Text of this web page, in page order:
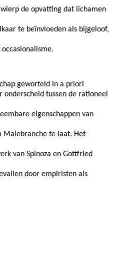
de opvatting dat lichamen
te beïnvloeden als bijgeloof,
geworteld in a priori
onderscheid tussen de rationeel
eigenschappen van
Malebranche te laat. Het
van Spinoza en Gottfried
door empiristen als